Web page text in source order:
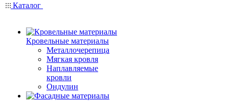
Каталог
Кровельные материалы
Металлочерепица
Мягкая кровля
Наплавляемые
кровли
Ондулин